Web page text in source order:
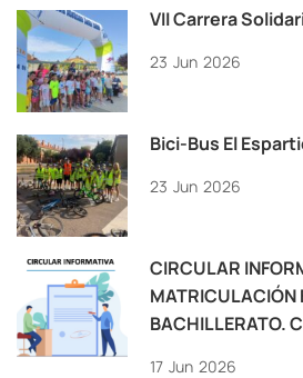
VII Carrera
23 Jun 2026
Bici-Bus El
23 Jun 2026
CIRCULAR
MATRICULACIÓN
BACHILLERATO.
17 Jun 2026